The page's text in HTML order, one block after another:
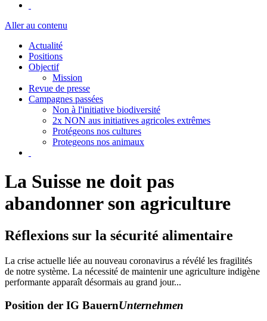
Aller au contenu
Actualité
Positions
Objectif
Mission
Revue de presse
Campagnes passées
Non à l'initiative biodiversité
2x NON aus initiatives agricoles extrêmes
Protégeons nos cultures
Protegeons nos animaux
La Suisse ne doit pas
abandonner son agriculture
Réflexions sur la sécurité alimentaire
La crise actuelle liée au nouveau coronavirus a révélé les fragilités
de notre système. La nécessité de maintenir une agriculture indigène
performante apparaît désormais au grand jour...
Position der IG BauernUnternehmen